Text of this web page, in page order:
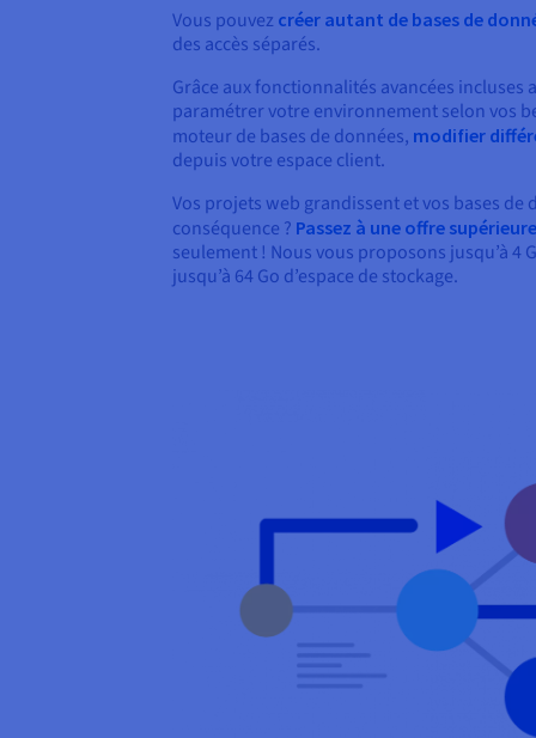
Vous pouvez créer autant de bases de
des accès séparés.
Grâce aux fonctionnalités avancées incluses
paramétrer votre environnement selon vos
moteur de bases de données, modifier
depuis votre espace client.
Vos projets web grandissent et vos bases de
conséquence ? Passez à une offre supérieure
seulement ! Nous vous proposons jusqu’à 4
jusqu’à 64 Go d’espace de stockage.